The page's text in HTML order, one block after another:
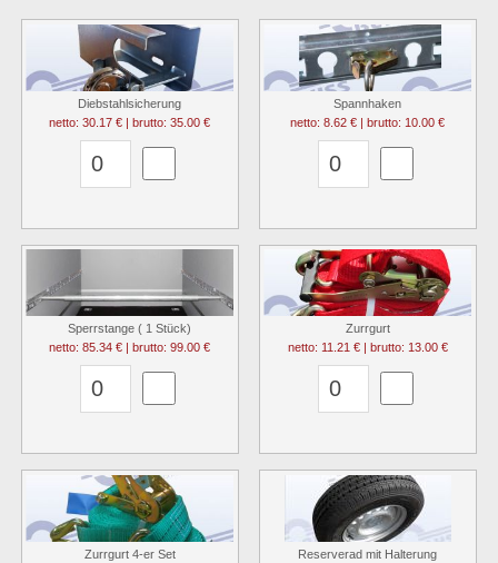
Diebstahlsicherung
netto: 30.17 € | brutto: 35.00 €
Spannhaken
netto: 8.62 € | brutto: 10.00 €
Sperrstange ( 1 Stück)
netto: 85.34 € | brutto: 99.00 €
Zurrgurt
netto: 11.21 € | brutto: 13.00 €
Zurrgurt 4-er Set
Reserverad mit Halterung